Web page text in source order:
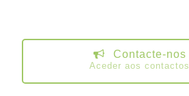
Contacte-nos
Aceder aos contactos